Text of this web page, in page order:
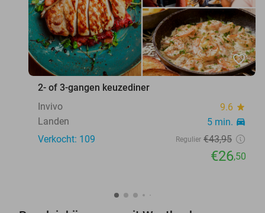
favorite_border
2- of 3-gangen keuzediner
Invivo
9.6 star
Landen 5 min. directions_car
Verkocht: 109 Regulier €43,95
€26,50